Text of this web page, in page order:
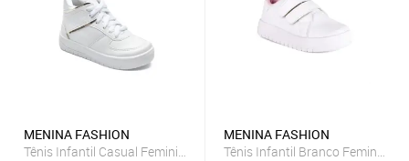
MENINA FASHION
Tênis Infantil Casual Feminino De Cano Médio Refletivo Moda
MENINA FASHION
Tênis Infantil Branco Feminino